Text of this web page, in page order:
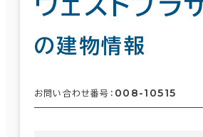
ウェストプラ
の建物情報
お問い合わせ番号： 008-10515